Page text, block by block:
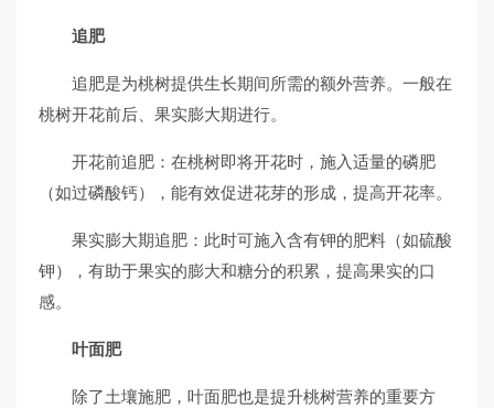
追肥
追肥是为桃树提供生长期间所需的额外营养。一般在
桃树开花前后、果实膨大期进行。
开花前追肥：在桃树即将开花时，施入适量的磷肥
（如过磷酸钙），能有效促进花芽的形成，提高开花率。
果实膨大期追肥：此时可施入含有钾的肥料（如硫酸
钾），有助于果实的膨大和糖分的积累，提高果实的口
感。
叶面肥
除了土壤施肥，叶面肥也是提升桃树营养的重要方